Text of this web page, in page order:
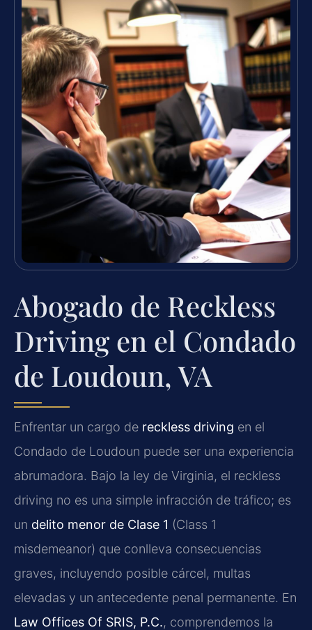
Abogado de Reckless
Driving en el Condado
de Loudoun, VA
Enfrentar un cargo de reckless driving en el
Condado de Loudoun puede ser una experiencia
abrumadora. Bajo la ley de Virginia, el reckless
driving no es una simple infracción de tráfico; es
un delito menor de Clase 1 (Class 1
misdemeanor) que conlleva consecuencias
graves, incluyendo posible cárcel, multas
elevadas y un antecedente penal permanente. En
Law Offices Of SRIS, P.C., comprendemos la